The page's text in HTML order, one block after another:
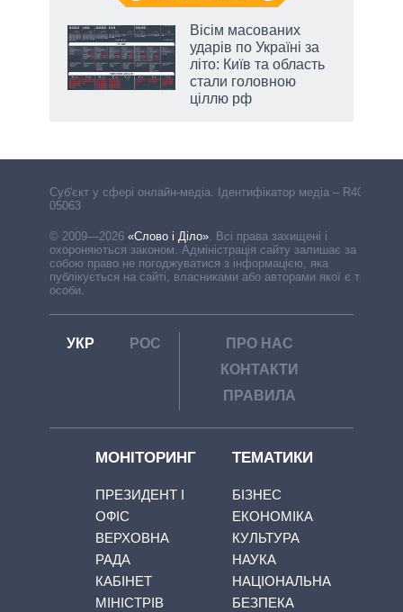
Вісім масованих
ударів по Україні за
літо: Київ та область
стали головною
ціллю рф
Cуб'єкт у сфері онлайн-медіа. Ідентифікатор медіа – R40-
05063
© 2009—2026 «Слово і Діло» Всі права захищені і
охороняються законом. Адміністрація сайту залишає за
собою право не погоджуватися з інформацією, яка
публікується на сайті, власниками або авторами якої є треті
особи.
УКР РОС
ПРО НАС
КОНТАКТИ
ПРАВИЛА
МОНІТОРИНГ
ПРЕЗИДЕНТ І
ОФІС
ВЕРХОВНА
РАДА
КАБІНЕТ
МІНІСТРІВ
ТЕМАТИКИ
БІЗНЕС
ЕКОНОМІКА
КУЛЬТУРА
НАУКА
НАЦІОНАЛЬНА
БЕЗПЕКА